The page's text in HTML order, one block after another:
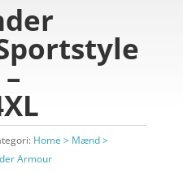
Home > Mænd >
Armour